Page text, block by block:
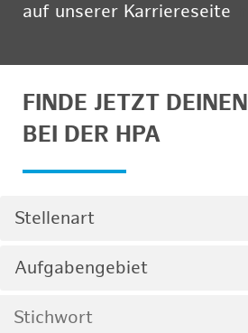
auf unserer Karriereseite
FINDE JETZT
BEI DER HPA
Stellenart
Aufgabengebiet